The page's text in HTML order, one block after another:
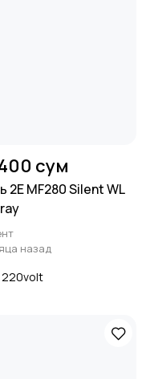
сум
MF280 Silent WL
назад
220volt